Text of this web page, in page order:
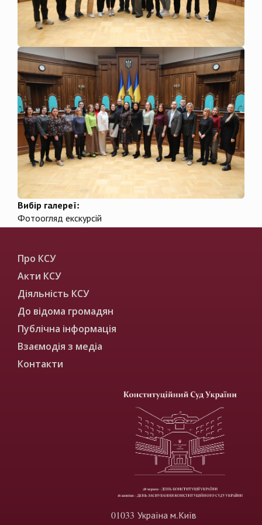
Вибір галереї:
Фотоогляд екскурсій
Про КСУ
Акти КСУ
Діяльність КСУ
До відома громадян
Публічна інформація
Взаємодія з медіа
Контакти
01033 Україна м.Київ